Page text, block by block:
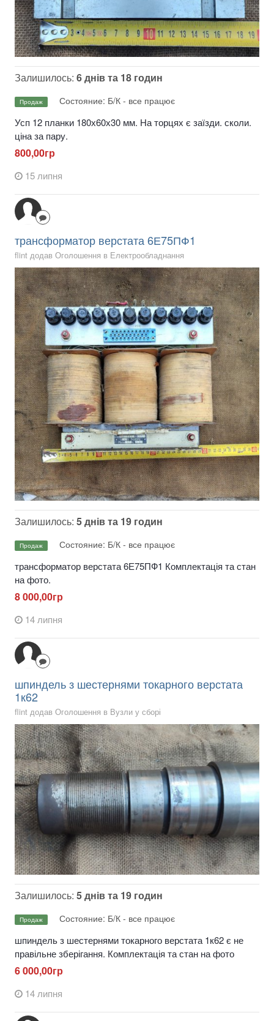
Залишилось: 6 днів та 18 годин
Продаж Состояние: Б/К - все працює
Усп 12 планки 180х60х30 мм. На торцях є заїзди. сколи.
ціна за пару.
800,00гр
15 липня
трансформатор верстата 6Е75ПФ1
flint додав Оголошення в Електрообладнання
Залишилось: 5 днів та 19 годин
Продаж Состояние: Б/К - все працює
трансформатор верстата 6Е75ПФ1 Комплектація та стан
на фото.
8 000,00гр
14 липня
шпиндель з шестернями токарного верстата
1к62
flint додав Оголошення в Вузли у сборі
Залишилось: 5 днів та 19 годин
Продаж Состояние: Б/К - все працює
шпиндель з шестернями токарного верстата 1к62 є не
правільне зберігання. Комплектація та стан на фото
6 000,00гр
14 липня